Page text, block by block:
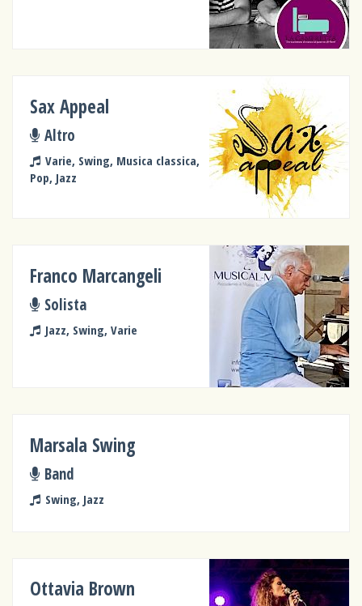
Sax Appeal
Altro
Varie, Swing, Musica classica,
Pop, Jazz
Franco Marcangeli
Solista
Jazz, Swing, Varie
Marsala Swing
Band
Swing, Jazz
Ottavia Brown